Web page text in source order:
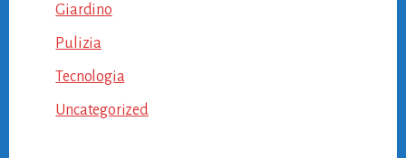
Giardino
Pulizia
Tecnologia
Uncategorized